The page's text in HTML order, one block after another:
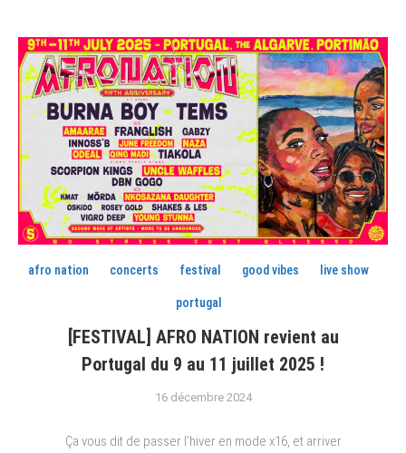
afro nation concerts festival good vibes live show
portugal
[FESTIVAL] AFRO NATION revient au
Portugal du 9 au 11 juillet 2025 !
16 décembre 2024
Ça vous dit de passer l’hiver en mode x16, et arriver